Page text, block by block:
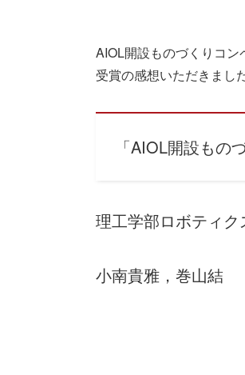
AIOL開設ものづくりコン
受賞の感想いただきました
「AIOL開設もの
理工学部ロボティク
小南貴雅，巻山結